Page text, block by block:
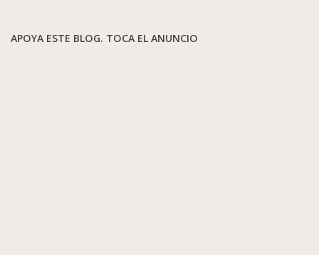
APOYA ESTE BLOG. TOCA EL ANUNCIO